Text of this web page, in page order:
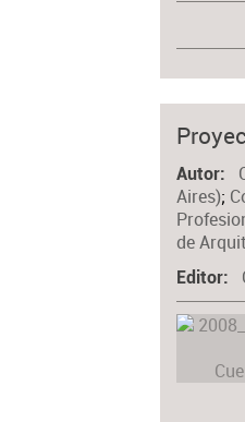
Autor
Aires);
de
Editor